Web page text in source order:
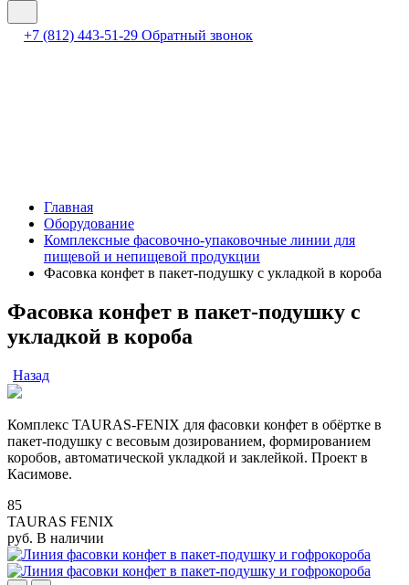
+7 (812) 443-51-29 Обратный звонок
Главная
Оборудование
Комплексные фасовочно-упаковочные линии для
пищевой и непищевой продукции
Фасовка конфет в пакет-подушку с укладкой в короба
Фасовка конфет в пакет-подушку с
укладкой в короба
Назад
Комплекс TAURAS-FENIX для фасовки конфет в обёртке в
пакет-подушку с весовым дозированием, формированием
коробов, автоматической укладкой и заклейкой. Проект в
Касимове.
85
TAURAS FENIX
руб. В наличии